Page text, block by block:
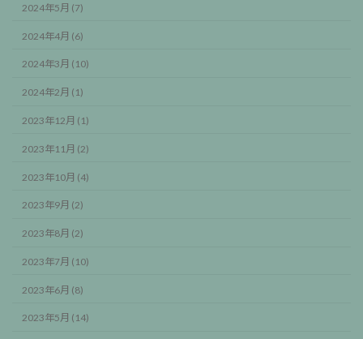
2024年5月 (7)
2024年4月 (6)
2024年3月 (10)
2024年2月 (1)
2023年12月 (1)
2023年11月 (2)
2023年10月 (4)
2023年9月 (2)
2023年8月 (2)
2023年7月 (10)
2023年6月 (8)
2023年5月 (14)